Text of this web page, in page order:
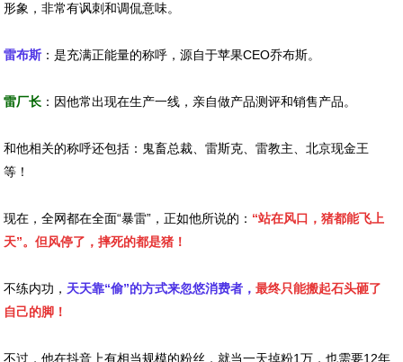
形象，非常有讽刺和调侃意味。
雷布斯 ：是充满正能量的称呼，源自于苹果CEO乔布斯。
雷厂长 ：因他常出现在生产一线，亲自做产品测评和销售产品。
和他相关的称呼还包括：鬼畜总裁、雷斯克、雷教主、北京现金王
等！
现在，全网都在全面“暴雷”，正如他所说的： “站在风口，猪都能飞上
天”。但风停了，摔死的都是猪！
不练内功， 天天靠“偷”的方式来忽悠消费者，最终只能搬起石头砸了
自己的脚！
不过，他在抖音上有相当规模的粉丝，就当一天掉粉1万，也需要12年